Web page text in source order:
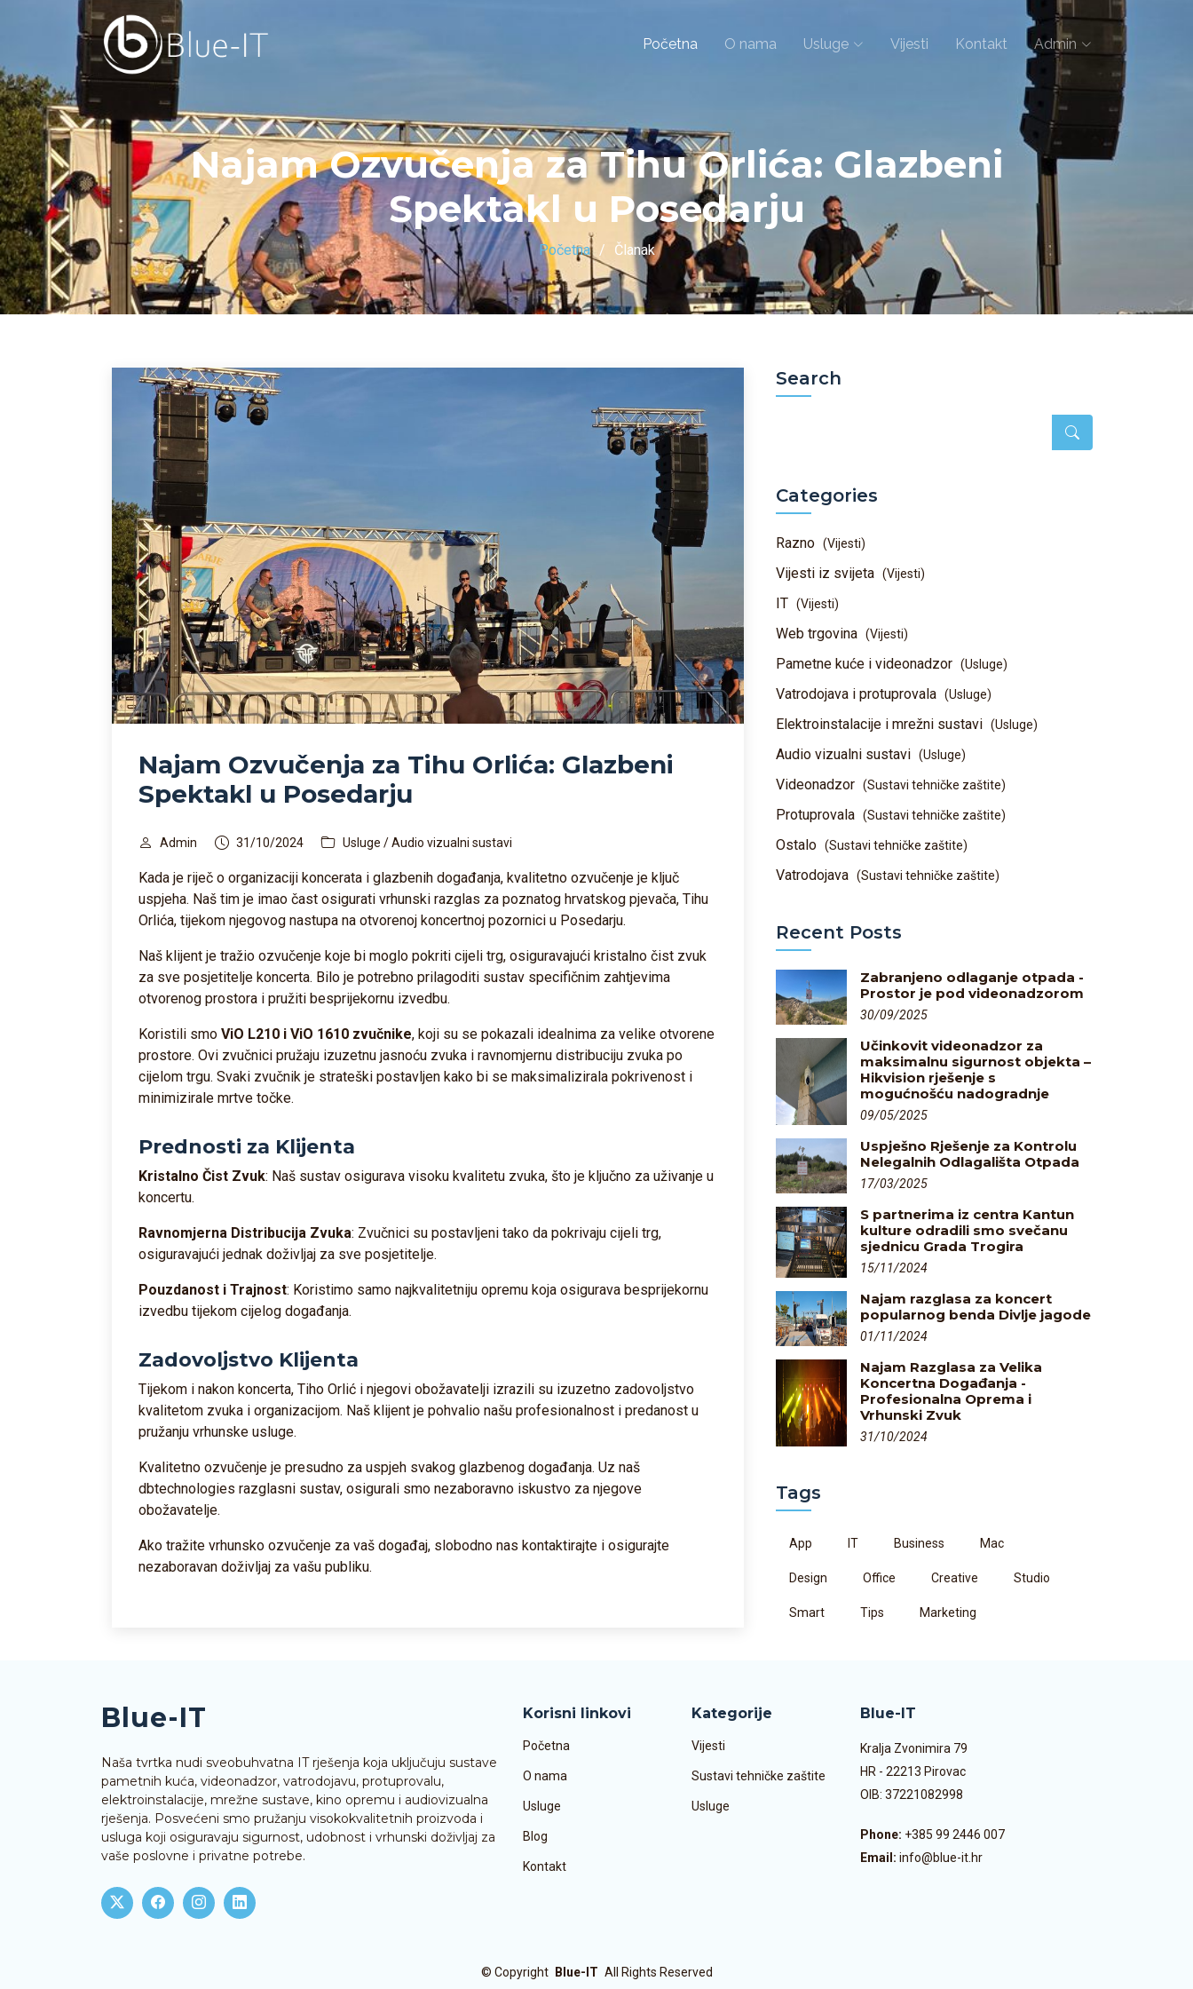
Početna O nama Usluge Vijesti Kontakt Admin
Najam Ozvučenja za Tihu Orlića: Glazbeni
Spektakl u Posedarju
Početna Članak
Najam Ozvučenja za Tihu Orlića: Glazbeni
Spektakl u Posedarju
Admin 31/10/2024 Usluge / Audio vizualni sustavi
Kada je riječ o organizaciji koncerata i glazbenih događanja, kvalitetno ozvučenje je ključ
uspjeha. Naš tim je imao čast osigurati vrhunski razglas za poznatog hrvatskog pjevača, Tihu
Orlića, tijekom njegovog nastupa na otvorenoj koncertnoj pozornici u Posedarju.
Naš klijent je tražio ozvučenje koje bi moglo pokriti cijeli trg, osiguravajući kristalno čist zvuk
za sve posjetitelje koncerta. Bilo je potrebno prilagoditi sustav specifičnim zahtjevima
otvorenog prostora i pružiti besprijekornu izvedbu.
Koristili smo ViO L210 i ViO 1610 zvučnike, koji su se pokazali idealnima za velike otvorene
prostore. Ovi zvučnici pružaju izuzetnu jasnoću zvuka i ravnomjernu distribuciju zvuka po
cijelom trgu. Svaki zvučnik je strateški postavljen kako bi se maksimalizirala pokrivenost i
minimizirale mrtve točke.
Prednosti za Klijenta
Kristalno Čist Zvuk: Naš sustav osigurava visoku kvalitetu zvuka, što je ključno za uživanje u
koncertu.
Ravnomjerna Distribucija Zvuka: Zvučnici su postavljeni tako da pokrivaju cijeli trg,
osiguravajući jednak doživljaj za sve posjetitelje.
Pouzdanost i Trajnost: Koristimo samo najkvalitetniju opremu koja osigurava besprijekornu
izvedbu tijekom cijelog događanja.
Zadovoljstvo Klijenta
Tijekom i nakon koncerta, Tiho Orlić i njegovi obožavatelji izrazili su izuzetno zadovoljstvo
kvalitetom zvuka i organizacijom. Naš klijent je pohvalio našu profesionalnost i predanost u
pružanju vrhunske usluge.
Kvalitetno ozvučenje je presudno za uspjeh svakog glazbenog događanja. Uz naš
dbtechnologies razglasni sustav, osigurali smo nezaboravno iskustvo za njegove
obožavatelje.
Ako tražite vrhunsko ozvučenje za vaš događaj, slobodno nas kontaktirajte i osigurajte
nezaboravan doživljaj za vašu publiku.
Search
Categories
Razno (Vijesti)
Vijesti iz svijeta (Vijesti)
IT (Vijesti)
Web trgovina (Vijesti)
Pametne kuće i videonadzor (Usluge)
Vatrodojava i protuprovala (Usluge)
Elektroinstalacije i mrežni sustavi (Usluge)
Audio vizualni sustavi (Usluge)
Videonadzor (Sustavi tehničke zaštite)
Protuprovala (Sustavi tehničke zaštite)
Ostalo (Sustavi tehničke zaštite)
Vatrodojava (Sustavi tehničke zaštite)
Recent Posts
Zabranjeno odlaganje otpada -
Prostor je pod videonadzorom
30/09/2025
Učinkovit videonadzor za
maksimalnu sigurnost objekta –
Hikvision rješenje s
mogućnošću nadogradnje
09/05/2025
Uspješno Rješenje za Kontrolu
Nelegalnih Odlagališta Otpada
17/03/2025
S partnerima iz centra Kantun
kulture odradili smo svečanu
sjednicu Grada Trogira
15/11/2024
Najam razglasa za koncert
popularnog benda Divlje jagode
01/11/2024
Najam Razglasa za Velika
Koncertna Događanja -
Profesionalna Oprema i
Vrhunski Zvuk
31/10/2024
Tags
App IT Business Mac
Design Office Creative Studio
Smart Tips Marketing
Blue-IT
Naša tvrtka nudi sveobuhvatna IT rješenja koja uključuju sustave
pametnih kuća, videonadzor, vatrodojavu, protuprovalu,
elektroinstalacije, mrežne sustave, kino opremu i audiovizualna
rješenja. Posvećeni smo pružanju visokokvalitetnih proizvoda i
usluga koji osiguravaju sigurnost, udobnost i vrhunski doživljaj za
vaše poslovne i privatne potrebe.
Korisni linkovi
Početna
O nama
Usluge
Blog
Kontakt
Kategorije
Vijesti
Sustavi tehničke zaštite
Usluge
Blue-IT
Kralja Zvonimira 79
HR - 22213 Pirovac
OIB: 37221082998
Phone: +385 99 2446 007
Email: info@blue-it.hr
© Copyright Blue-IT All Rights Reserved